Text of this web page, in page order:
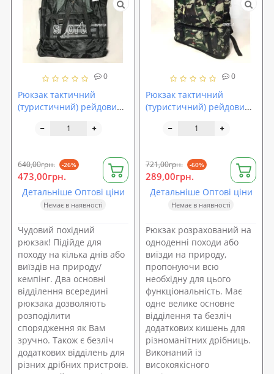
0
Рюкзак тактичний
(туристичний) рейдовий
640,00грн. -26%
473,00грн.
Детальніше Оптові ціни
Немає в наявності
Чудовий похідний
рюкзак! Підійде для
походу на кілька днів або
виїздів на природу/
кемпінг. Два основні
відділення всередині
рюкзака дозволяють
розподілити
спорядження як Вам
зручно. Також є безліч
додаткових відділень для
різних дрібних пристроїв.
0
Рюкзак тактичний
(туристичний) рейдовий,
OSPORT (N02117)
721,00грн. -60%
289,00грн.
Детальніше Оптові ціни
Немає в наявності
Рюкзак розрахований на
одноденні походи або
виїзди на природу,
пропонуючи всю
необхідну для цього
функціональність. Має
одне велике основне
відділення та безліч
додаткових кишень для
різноманітних дрібниць.
Виконаний із
високоякісного